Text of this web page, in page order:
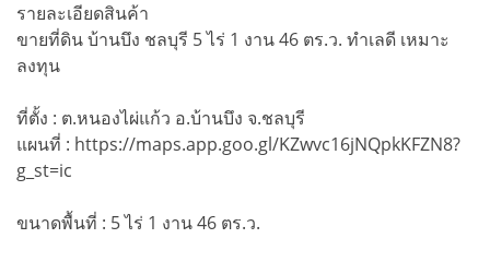
รายละเอียดสินค้า
ขายที่ดิน บ้านบึง ชลบุรี 5 ไร่ 1 งาน 46 ตร.ว. ทำเลดี เหมาะ
ลงทุน
ที่ตั้ง : ต.หนองไผ่แก้ว อ.บ้านบึง จ.ชลบุรี
แผนที่ : https://maps.app.goo.gl/KZwvc16jNQpkKFZN8?
g_st=ic
ขนาดพื้นที่ : 5 ไร่ 1 งาน 46 ตร.ว.